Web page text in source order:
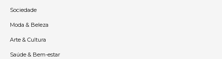
Sociedade
Moda & Beleza
Arte & Cultura
Saúde & Bem-estar